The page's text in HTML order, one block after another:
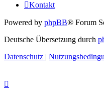
Kontakt
Powered by phpBB® Forum
Deutsche Übersetzung durch
Datenschutz